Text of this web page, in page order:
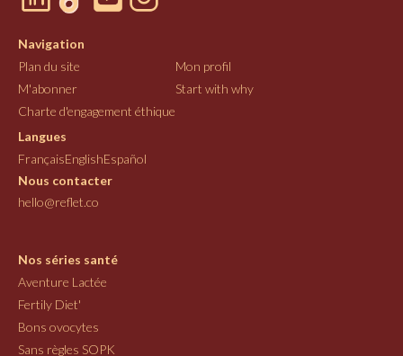
Navigation
Plan du site
Mon profil
M'abonner
Start with why
Charte d'engagement éthique
Langues
FrançaisEnglishEspañol
Nous contacter
hello@reflet.co
Nos séries santé
Aventure Lactée
Fertily Diet'
Bons ovocytes
Sans règles SOPK